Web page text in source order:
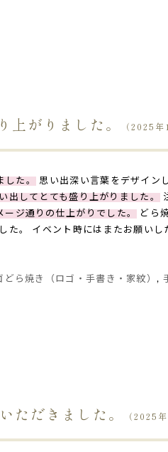
がりました。 （2025年
た。
思い出深い言葉をデザイン
出してとても盛り上がりました。
ジ通りの仕上がりでした。 どら
た。 イベント時にはまたお願いし
どら焼き（ロゴ・手書き・家紋）,
ただきました。 （2025